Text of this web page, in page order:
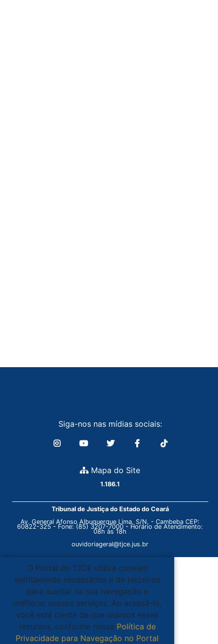
Siga-nos nas mídias sociais:
Mapa do Site
1.186.1
Tribunal de Justiça do Estado do Ceará
Av. General Afonso Albuquerque Lima, S/N. - Cambeba CEP:
60822-325 - Fone: (85) 3207-7000 - Horário de Atendimento:
08h às 18h
ouvidoriageral@tjce.jus.br
O Portal do TJCE utiliza cookies
estritamente necessários e de terceiros
para auxiliar na sua navegação e
melhorar nossos serviços. Ao acessá-lo,
você está ciente de que usamos esses
recursos, conforme nossa Política de
Privacidade para Navegação no Portal